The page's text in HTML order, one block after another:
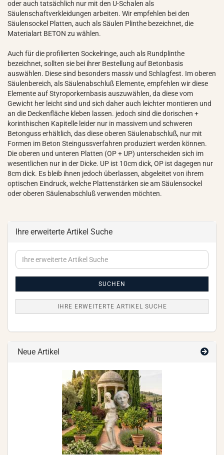
oder auch tatsächlich nur mit den U-Schalen als
Säulenschaftverkleidungen arbeiten. Wir empfehlen bei den
Säulensockel Platten, auch als Säulen Plinthe bezeichnet, die
Materialart BETON zu wählen.
Auch für die profilierten Sockelringe, auch als Rundplinthe
bezeichnet, sollten sie bei ihrer Bestellung auf Betonbasis
auswählen. Diese sind besonders massiv und Schlagfest. Im oberen
Säulenbereich, als Säulenabschluß Elemente, empfehlen wir diese
Elemente auf Styroporkernbasis auszuwählen, da diese vom
Gewicht her leicht sind und sich daher auch leichter montieren und
an die Deckenfläche kleben lassen. jedoch sind die dorischen +
korinthischen Kapitelle leider nur in massivem und schweren
Betonguss erhältlich, das diese oberen Säulenabschluß, nur mit
Formen im Beton Steingussverfahren produziert werden können.
Die oberen und unteren Platten (OP + UP) unterscheiden sich im
wesentlichen nur in der Dicke. UP ist 10cm dick, OP ist dagegen nur
8cm dick. Es bleib ihnen jedoch überlassen, abgeleitet von ihrem
optischen Eindruck, welche Plattenstärken sie am Säulensockel
oder oberen Säulenabschluß verwenden möchten.
Ihre erweiterte Artikel Suche
Ihre
erweiterte
Artikel
SUCHEN
IHRE ERWEITERTE ARTIKEL SUCHE
Neue Artikel